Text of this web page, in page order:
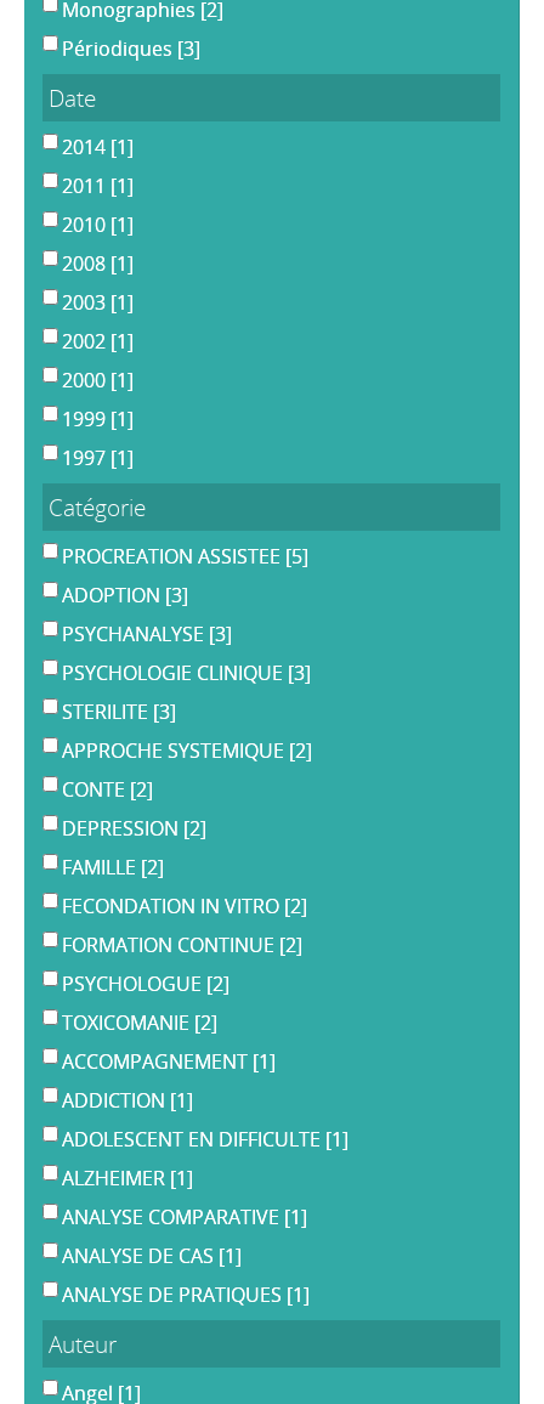
Monographies [2]
Périodiques [3]
Date
2014 [1]
2011 [1]
2010 [1]
2008 [1]
2003 [1]
2002 [1]
2000 [1]
1999 [1]
1997 [1]
Catégorie
PROCREATION ASSISTEE [5]
ADOPTION [3]
PSYCHANALYSE [3]
PSYCHOLOGIE CLINIQUE [3]
STERILITE [3]
APPROCHE SYSTEMIQUE [2]
CONTE [2]
DEPRESSION [2]
FAMILLE [2]
FECONDATION IN VITRO [2]
FORMATION CONTINUE [2]
PSYCHOLOGUE [2]
TOXICOMANIE [2]
ACCOMPAGNEMENT [1]
ADDICTION [1]
ADOLESCENT EN DIFFICULTE [1]
ALZHEIMER [1]
ANALYSE COMPARATIVE [1]
ANALYSE DE CAS [1]
ANALYSE DE PRATIQUES [1]
Auteur
Angel [1]